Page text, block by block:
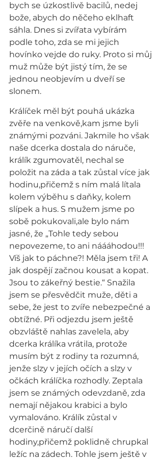
bych se úzkostlivě bacilů, nedej
bože, abych do něčeho eklhaft
sáhla. Dnes si zvířata vybírám
podle toho, zda se mi jejich
hovínko vejde do ruky. Proto si můj
muž může být jistý tím, že se
jednou neobjevím u dveří se
slonem.
Králíček měl být pouhá ukázka
zvěře na venkově,kam jsme byli
známými pozváni. Jakmile ho však
naše dcerka dostala do náruče,
králík zgumovatěl, nechal se
položit na záda a tak zůstal více jak
hodinu,přičemž s ním malá lítala
kolem výběhu s daňky, kolem
slípek a hus. S mužem jsme po
sobě pokukovali,ale bylo nám
jasné, že „Tohle tedy sebou
nepovezeme, to ani náááhodou!!!
Víš jak to páchne?! Měla jsem tři! A
jak dospějí začnou kousat a kopat.
Jsou to zákeřný bestie.“ Snažila
jsem se přesvědčit muže, děti a
sebe, že jest to zvíře nebezpečné a
obtížné. Při odjezdu jsem ještě
obzvláště nahlas zavelela, aby
dcerka králíka vrátila, protože
musím být z rodiny ta rozumná,
jenže slzy v jejích očích a slzy v
očkách králíčka rozhodly. Zeptala
jsem se známých odevzdaně, zda
nemají nějakou krabici a bylo
vymalováno. Králík zůstal v
dcerčině náručí další
hodiny,přičemž poklidně chrupkal
ležíc na zádech. Tohle jsem ještě v